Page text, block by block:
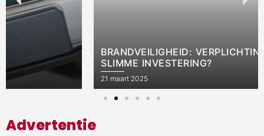
BRANDVEILIGHEID: VERPLICHTING OF EEN
SLIMME INVESTERING?
21 maart 2025
Advertentie